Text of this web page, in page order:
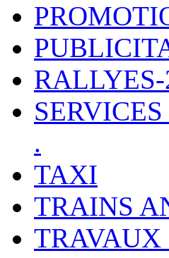
.
TAXI
TRAINS
TRAVAUX